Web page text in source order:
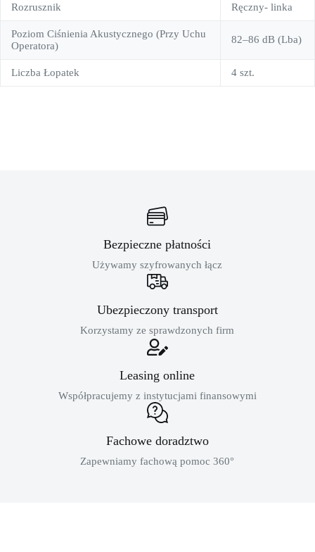
Rozrusznik Ręczny- linka
Poziom Ciśnienia Akustycznego (Przy Uchu
Operatora)
82–86 dB (Lba)
Liczba Łopatek 4 szt.
Bezpieczne płatności
Używamy szyfrowanych łącz
Ubezpieczony transport
Korzystamy ze sprawdzonych firm
Leasing online
Współpracujemy z instytucjami finansowymi
Fachowe doradztwo
Zapewniamy fachową pomoc 360°